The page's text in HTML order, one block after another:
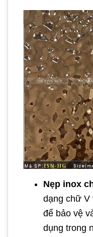
Nẹp inox
dạng chữ
để bảo vệ
dụng trong